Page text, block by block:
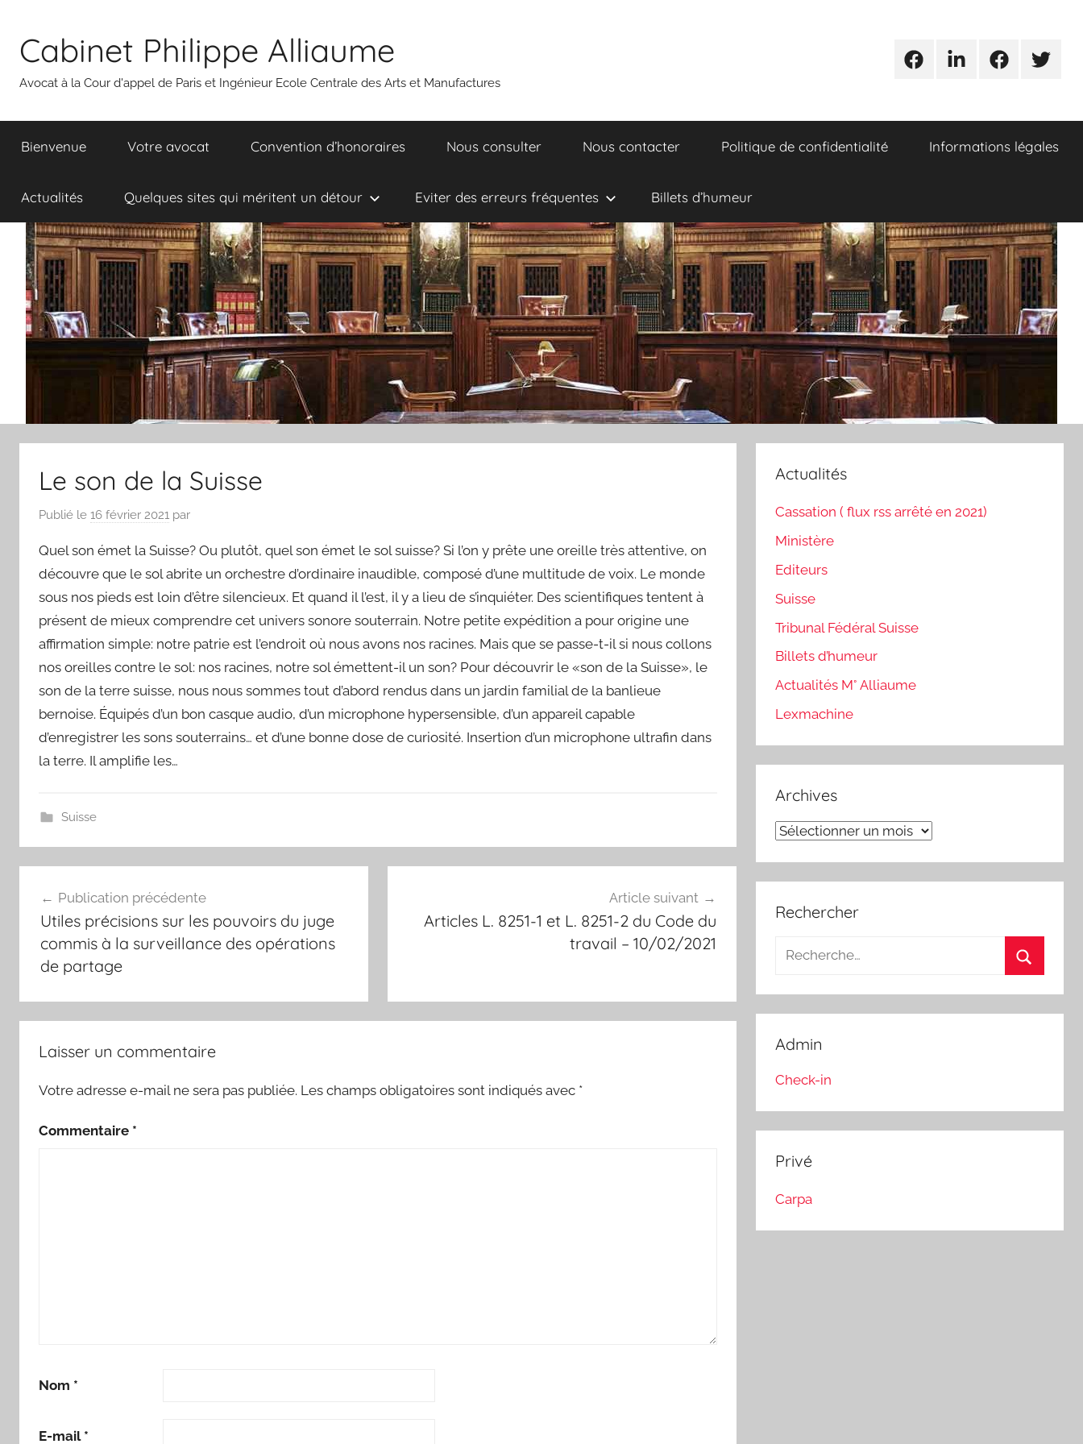
contenu
Cabinet Philippe Alliaume
Avocat à la Cour d'appel de Paris et Ingénieur Ecole Centrale des Arts et Manufactures
UrgencesLinkedinFacebookTwitter
Bienvenue Votre avocat Convention d’honoraires Nous consulter Nous contacter Politique de confidentialité Informations légales
Actualités Quelques sites qui méritent un détour Eviter des erreurs fréquentes Billets d’humeur
Le son de la Suisse
Publié le 16 février 2021 par
Quel son émet la Suisse? Ou plutôt, quel son émet le sol suisse? Si l’on y prête une oreille très attentive, on
découvre que le sol abrite un orchestre d’ordinaire inaudible, composé d’une multitude de voix. Le monde
sous nos pieds est loin d’être silencieux. Et quand il l’est, il y a lieu de s’inquiéter. Des scientifiques tentent à
présent de mieux comprendre cet univers sonore souterrain. Notre petite expédition a pour origine une
affirmation simple: notre patrie est l’endroit où nous avons nos racines. Mais que se passe-t-il si nous collons
nos oreilles contre le sol: nos racines, notre sol émettent-il un son? Pour découvrir le «son de la Suisse», le
son de la terre suisse, nous nous sommes tout d’abord rendus dans un jardin familial de la banlieue
bernoise. Équipés d’un bon casque audio, d’un microphone hypersensible, d’un appareil capable
d’enregistrer les sons souterrains… et d’une bonne dose de curiosité. Insertion d’un microphone ultrafin dans
la terre. Il amplifie les…
Suisse
de
l’article
Publication précédente
Utiles précisions sur les pouvoirs du juge
commis à la surveillance des opérations
de partage
Article suivant
Articles L. 8251-1 et L. 8251-2 du Code du
travail – 10/02/2021
Laisser un commentaire
Votre adresse e-mail ne sera pas publiée. Les champs obligatoires sont indiqués avec *
Commentaire *
Nom *
E-mail *
Actualités
Cassation ( flux rss arrêté en 2021)
Ministère
Editeurs
Suisse
Tribunal Fédéral Suisse
Billets d’humeur
Actualités M° Alliaume
Lexmachine
Archives
Archives
Rechercher
Recherche
:
Admin
Check-in
Privé
Carpa